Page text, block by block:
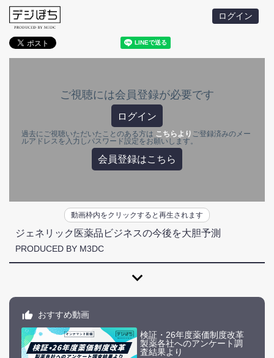
ログイン
ご視聴には会員登録が必要です
ログイン
過去にご視聴いただいたことのある方は こちらより ご登録済みのメー
ルアドレスを入力しパスワード設定をお願いします。
会員登録はこちら
動画枠内をクリックすると再生されます
ジェネリック医薬品ビジネスの今後を大胆予測
PRODUCED BY M3DC
expand_more
おすすめ動画
検証・26年度薬価制度改革
製薬各社へのアンケート調
査結果より